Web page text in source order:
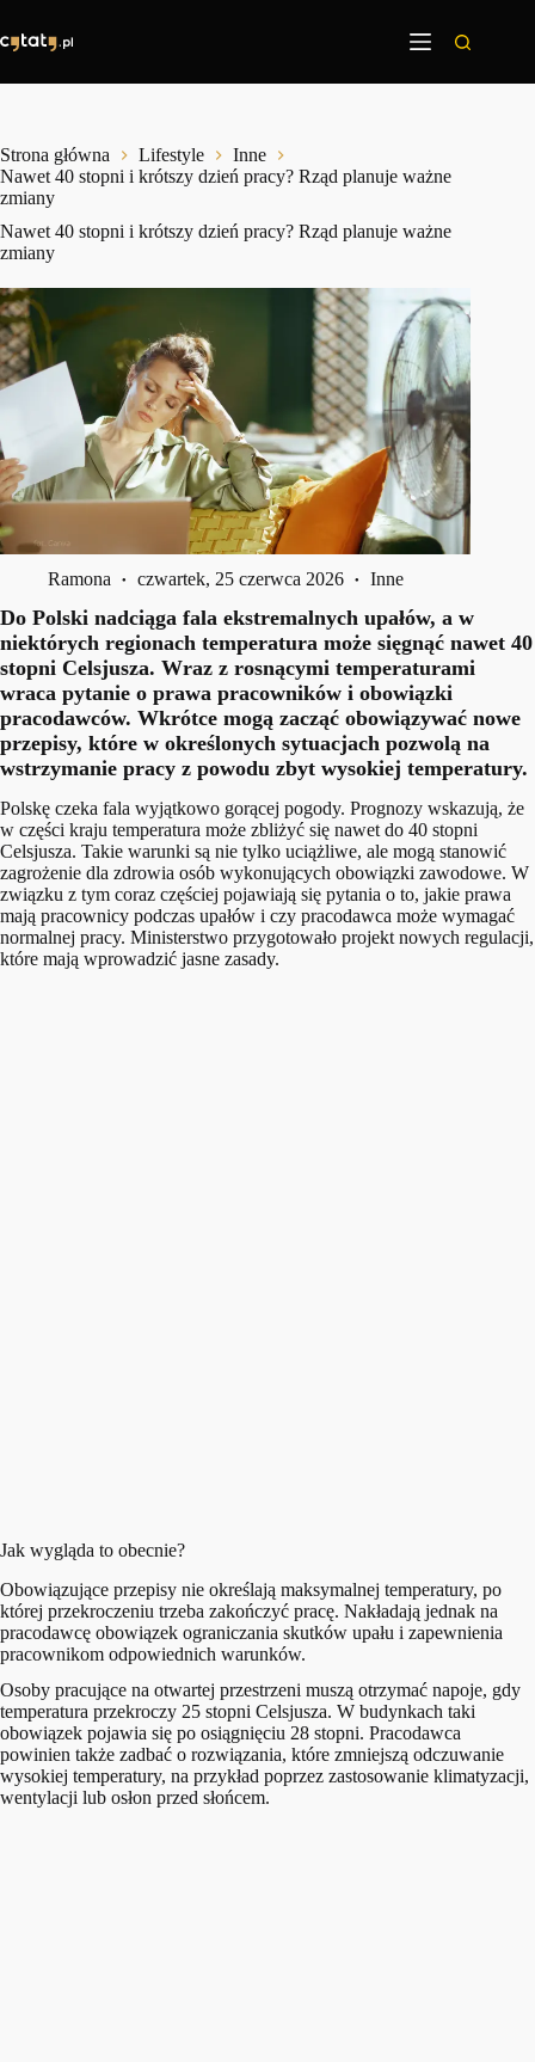
treści
Strona główna Lifestyle
Inne
Nawet 40 stopni i krótszy dzień pracy? Rząd planuje ważne
zmiany
Nawet 40 stopni i krótszy dzień pracy? Rząd planuje ważne
zmiany
Ramona czwartek, 25 czerwca 2026 Inne
Do Polski nadciąga fala ekstremalnych upałów, a w
niektórych regionach temperatura może sięgnąć nawet 40
stopni Celsjusza. Wraz z rosnącymi temperaturami
wraca pytanie o prawa pracowników i obowiązki
pracodawców. Wkrótce mogą zacząć obowiązywać nowe
przepisy, które w określonych sytuacjach pozwolą na
wstrzymanie pracy z powodu zbyt wysokiej temperatury.
Polskę czeka fala wyjątkowo gorącej pogody. Prognozy wskazują, że
w części kraju temperatura może zbliżyć się nawet do 40 stopni
Celsjusza. Takie warunki są nie tylko uciążliwe, ale mogą stanowić
zagrożenie dla zdrowia osób wykonujących obowiązki zawodowe. W
związku z tym coraz częściej pojawiają się pytania o to, jakie prawa
mają pracownicy podczas upałów i czy pracodawca może wymagać
normalnej pracy. Ministerstwo przygotowało projekt nowych regulacji,
które mają wprowadzić jasne zasady.
Jak wygląda to obecnie?
Obowiązujące przepisy nie określają maksymalnej temperatury, po
której przekroczeniu trzeba zakończyć pracę. Nakładają jednak na
pracodawcę obowiązek ograniczania skutków upału i zapewnienia
pracownikom odpowiednich warunków.
Osoby pracujące na otwartej przestrzeni muszą otrzymać napoje, gdy
temperatura przekroczy 25 stopni Celsjusza. W budynkach taki
obowiązek pojawia się po osiągnięciu 28 stopni. Pracodawca
powinien także zadbać o rozwiązania, które zmniejszą odczuwanie
wysokiej temperatury, na przykład poprzez zastosowanie klimatyzacji,
wentylacji lub osłon przed słońcem.